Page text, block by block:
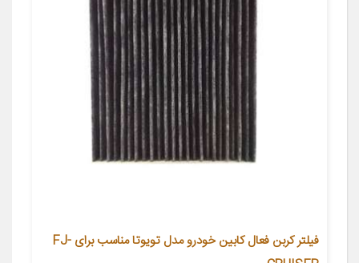
فیلتر کربن فعال کابین خودرو مدل تویوتا مناسب برای FJ-